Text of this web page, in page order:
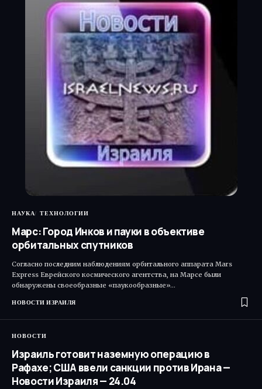
НАУКА ТЕХНОЛОГИИ
Марс: Город Инков и пауки в объективе
орбитальных спутников
Согласно последним наблюдениям орбитального аппарата Mars
Express Еврейского космического агентства, на Марсе были
обнаружены своеобразные «паукообразные»…
НОВОСТИ ИЗРАИЛЯ
НОВОСТИ
Израиль готовит наземную операцию в
Рафахе; США ввели санкции против Ирана —
Новости Израиля — 24.04